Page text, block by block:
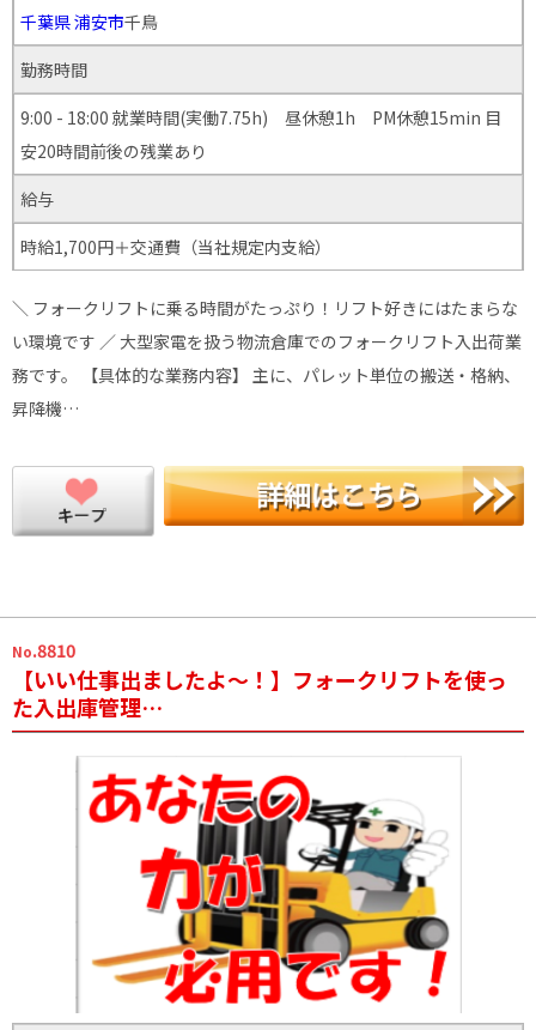
千葉県浦安市千鳥
勤務時間
9:00 - 18:00 就業時間(実働7.75h) 昼休憩1h PM休憩15min 目
安20時間前後の残業あり
給与
時給1,700円＋交通費（当社規定内支給）
＼ フォークリフトに乗る時間がたっぷり！リフト好きにはたまらな
い環境です ／ 大型家電を扱う物流倉庫でのフォークリフト入出荷業
務です。 【具体的な業務内容】 主に、パレット単位の搬送・格納、
昇降機…
No.8810
【いい仕事出ましたよ～！】フォークリフトを使っ
た入出庫管理…